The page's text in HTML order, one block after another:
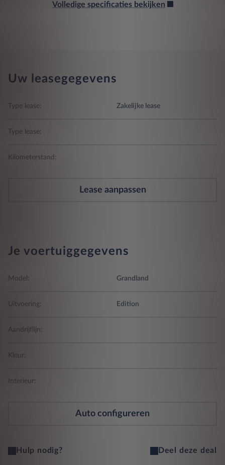
Volledige specificaties bekijken
Uw leasegegevens
Type lease: Zakelijke lease
Type lease:
Kilometerstand:
Lease aanpassen
Je voertuiggegevens
Model: Grandland
Uitvoering: Edition
Aandrijflijn:
Kleur:
Interieur:
Auto configureren
Hulp nodig? Deel deze deal